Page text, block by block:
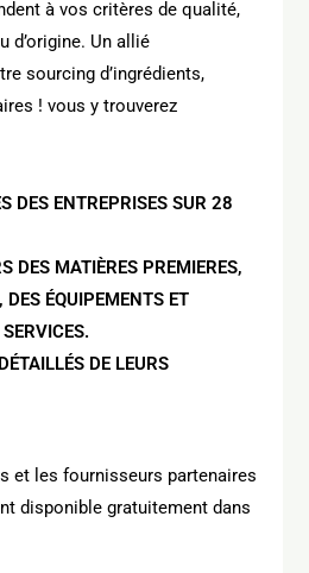
à vos critères de qualité,
d’origine. Un allié
sourcing d’ingrédients,
! vous y trouverez
DES ENTREPRISES SUR 28
DES MATIÈRES PREMIERES,
DES ÉQUIPEMENTS ET
DE LEURS
et les fournisseurs partenaires
disponible gratuitement dans